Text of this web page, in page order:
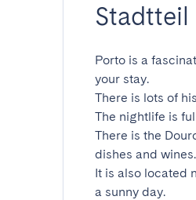
Stadtteil
Porto is a
your stay.
There is lots of
The nightlife is
There is the
dishes and wines.
It is also located
a sunny day.